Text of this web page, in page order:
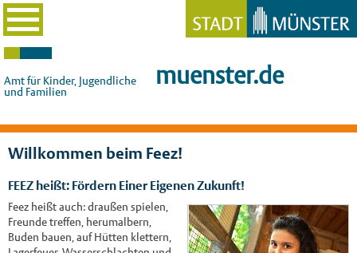
Amt für Kinder, Jugendliche
und Familien
muenster.de
Willkommen beim Feez!
FEEZ heißt: Fördern Einer Eigenen Zukunft!
Feez heißt auch: draußen spielen,
Freunde treffen, herumalbern,
Buden bauen, auf Hütten klettern,